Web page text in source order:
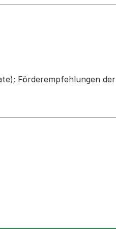
Förderempfehlungen der